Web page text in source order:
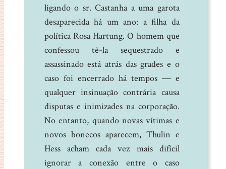
ligando o sr. Castanha a uma garota
desaparecida há um ano: a filha da
política Rosa Hartung. O homem que
confessou tê-la sequestrado e
assassinado está atrás das grades e o
caso foi encerrado há tempos ― e
qualquer insinuação contrária causa
disputas e inimizades na corporação.
No entanto, quando novas vítimas e
novos bonecos aparecem, Thulin e
Hess acham cada vez mais difícil
ignorar a conexão entre o caso